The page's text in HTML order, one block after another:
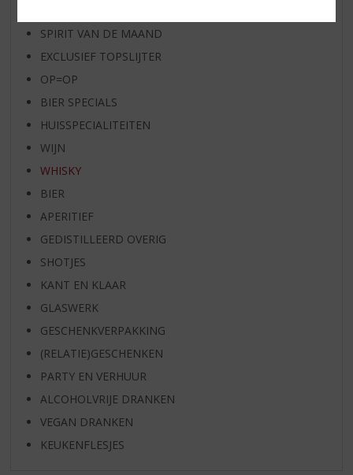
SPIRIT VAN DE MAAND
EXCLUSIEF TOPSLIJTER
OP=OP
BIER SPECIALS
HUISSPECIALITEITEN
WIJN
WHISKY
BIER
APERITIEF
GEDISTILLEERD OVERIG
SHOTJES
KANT EN KLAAR
GLASWERK
GESCHENKVERPAKKING
(RELATIE)GESCHENKEN
PARTY EN VERHUUR
ALCOHOLVRIJE DRANKEN
VEGAN DRANKEN
KEUKENFLESJES